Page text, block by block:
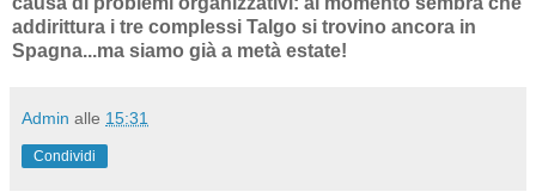
addirittura i tre complessi Talgo si trovino ancora in
Spagna...ma siamo già a metà estate!
Admin alle 15:31
Condividi